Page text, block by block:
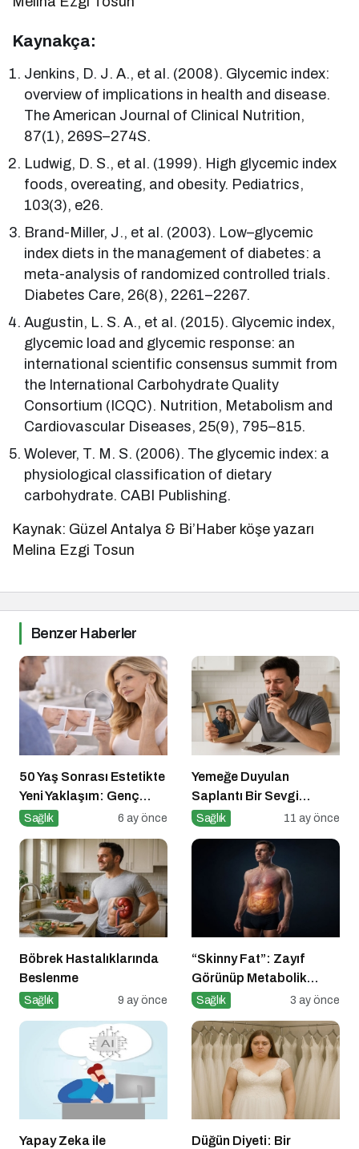
Kaynakça:
Jenkins, D. J. A., et al. (2008). Glycemic index:
overview of implications in health and disease.
The American Journal of Clinical Nutrition,
87(1), 269S–274S.
Ludwig, D. S., et al. (1999). High glycemic index
foods, overeating, and obesity. Pediatrics,
103(3), e26.
Brand-Miller, J., et al. (2003). Low–glycemic
index diets in the management of diabetes: a
meta-analysis of randomized controlled trials.
Diabetes Care, 26(8), 2261–2267.
Augustin, L. S. A., et al. (2015). Glycemic index,
glycemic load and glycemic response: an
international scientific consensus summit from
the International Carbohydrate Quality
Consortium (ICQC). Nutrition, Metabolism and
Cardiovascular Diseases, 25(9), 795–815.
Wolever, T. M. S. (2006). The glycemic index: a
physiological classification of dietary
carbohydrate. CABI Publishing.
Kaynak: Güzel Antalya & Bi’Haber köşe yazarı
Melina Ezgi Tosun
Benzer Haberler
50 Yaş Sonrası Estetikte
Yeni Yaklaşım: Genç
Görünmek Değil, Dinç
Sağlık 6 ay önce
Yemeğe Duyulan
Saplantı Bir Sevgi
İhtiyacıdır
Sağlık 11 ay önce
Böbrek Hastalıklarında
Beslenme
Sağlık 9 ay önce
“Skinny Fat”: Zayıf
Görünüp Metabolik
Olarak Riskli Olmak
Sağlık 3 ay önce
Yapay Zeka ile
Düğün Diyeti: Bir